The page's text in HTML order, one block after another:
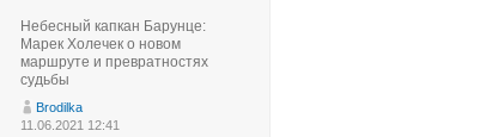
Небесный капкан Барунце:
Марек Холечек о новом
маршруте и превратностях
судьбы
Brodilka
11.06.2021 12:41